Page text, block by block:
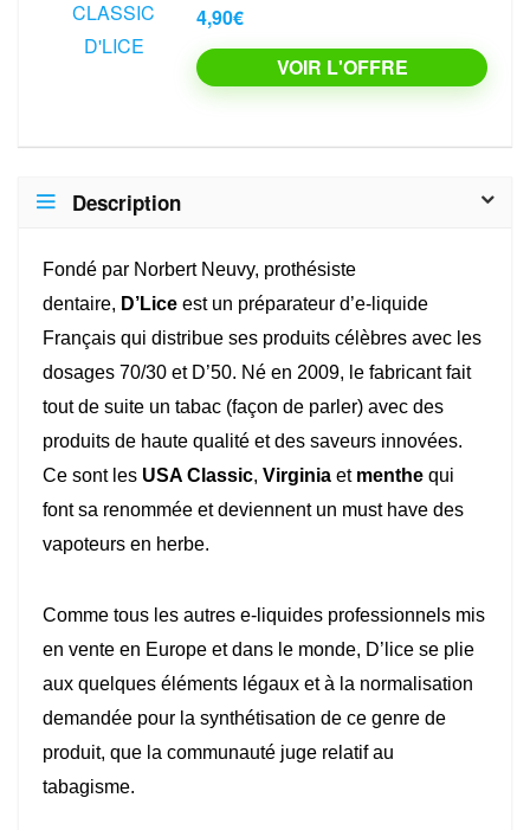
4,90€
VOIR L'OFFRE
Description
Fondé par Norbert Neuvy, prothésiste
dentaire, D’Lice est un préparateur d’e-liquide
Français qui distribue ses produits célèbres avec les
dosages 70/30 et D’50. Né en 2009, le fabricant fait
tout de suite un tabac (façon de parler) avec des
produits de haute qualité et des saveurs innovées.
Ce sont les USA Classic, Virginia et menthe qui
font sa renommée et deviennent un must have des
vapoteurs en herbe.
Comme tous les autres e-liquides professionnels mis
en vente en Europe et dans le monde, D’lice se plie
aux quelques éléments légaux et à la normalisation
demandée pour la synthétisation de ce genre de
produit, que la communauté juge relatif au
tabagisme.